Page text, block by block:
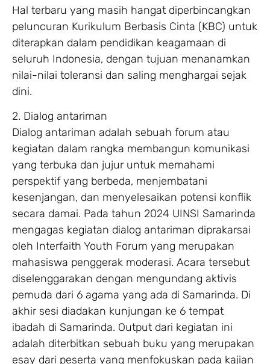
Hal terbaru yang masih hangat diperbincangkan
peluncuran Kurikulum Berbasis Cinta (KBC) untuk
diterapkan dalam pendidikan keagamaan di
seluruh Indonesia, dengan tujuan menanamkan
nilai-nilai toleransi dan saling menghargai sejak
dini.
2. Dialog antariman
Dialog antariman adalah sebuah forum atau
kegiatan dalam rangka membangun komunikasi
yang terbuka dan jujur untuk memahami
perspektif yang berbeda, menjembatani
kesenjangan, dan menyelesaikan potensi konflik
secara damai. Pada tahun 2024 UINSI Samarinda
mengagas kegiatan dialog antariman diprakarsai
oleh Interfaith Youth Forum yang merupakan
mahasiswa penggerak moderasi. Acara tersebut
diselenggarakan dengan mengundang aktivis
pemuda dari 6 agama yang ada di Samarinda. Di
akhir sesi diadakan kunjungan ke 6 tempat
ibadah di Samarinda. Output dari kegiatan ini
adalah diterbitkan sebuah buku yang merupakan
esay dari peserta yang menfokuskan pada kajian